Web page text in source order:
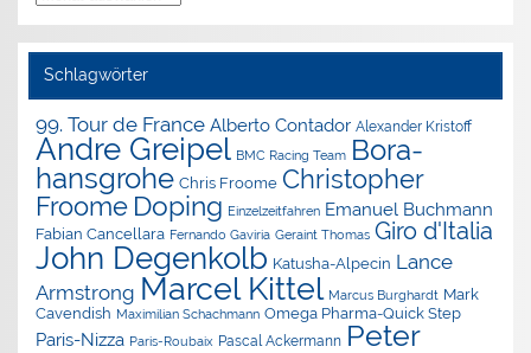
Archiv
Schlagwörter
99. Tour de France Alberto Contador Alexander Kristoff
Andre Greipel BMC Racing Team Bora-
hansgrohe Chris Froome Christopher
Froome Doping Einzelzeitfahren Emanuel Buchmann
Fabian Cancellara Fernando Gaviria Geraint Thomas Giro d'Italia
John Degenkolb Katusha-Alpecin Lance
Armstrong Marcel Kittel Marcus Burghardt Mark
Cavendish Maximilian Schachmann Omega Pharma-Quick Step
Paris-Nizza Paris-Roubaix Pascal Ackermann Peter